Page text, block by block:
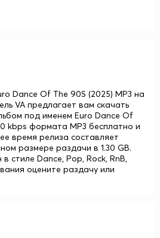
Dance Of The 90S (2025) MP3 на
VA предлагает вам скачать
под именем Euro Dance Of
kbps формата MP3 бесплатно и
время релиза составляет
размере раздачи в 1.30 GB.
стиле Dance, Pop, Rock, RnB,
оцените раздачу или